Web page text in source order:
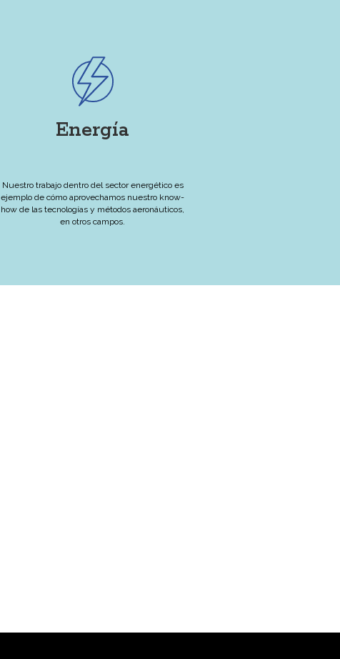
Energía
Nuestro trabajo dentro del sector energético es
ejemplo de cómo aprovechamos nuestro know-
how de las tecnologías y métodos aeronáuticos,
en otros campos.